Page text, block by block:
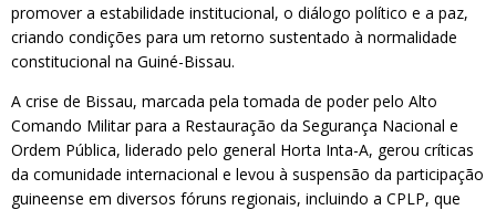
promover a estabilidade institucional, o diálogo político e a paz,
criando condições para um retorno sustentado à normalidade
constitucional na Guiné-Bissau.
A crise de Bissau, marcada pela tomada de poder pelo Alto
Comando Militar para a Restauração da Segurança Nacional e
Ordem Pública, liderado pelo general Horta Inta-A, gerou críticas
da comunidade internacional e levou à suspensão da participação
guineense em diversos fóruns regionais, incluindo a CPLP, que